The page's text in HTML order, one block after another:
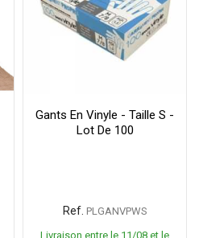
Gants En Vinyle - Taille S -
Lot De 100
Ref. PLGANVPWS
Livraison entre le 11/08 et le